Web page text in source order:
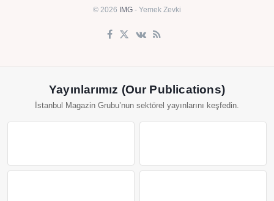
© 2026 IMG - Yemek Zevki
Yayınlarımız (Our Publications)
İstanbul Magazin Grubu’nun sektörel yayınlarını keşfedin.